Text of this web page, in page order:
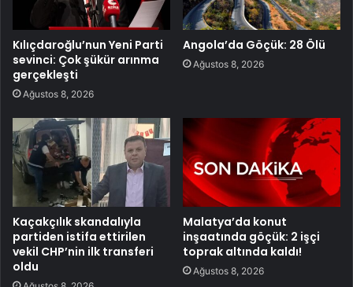
Kılıçdaroğlu’nun Yeni Parti
sevinci: Çok şükür arınma
gerçekleşti
Ağustos 8, 2026
Angola’da Göçük: 28 Ölü
Ağustos 8, 2026
Kaçakçılık skandalıyla
partiden istifa ettirilen
vekil CHP’nin ilk transferi
oldu
Malatya’da konut
inşaatında göçük: 2 işçi
toprak altında kaldı!
Ağustos 8, 2026